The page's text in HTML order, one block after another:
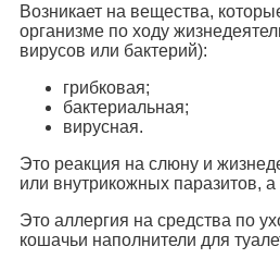
Возникает на вещества,
организме по ходу
вирусов или бактерий):
грибковая;
бактериальная;
вирусная.
Это реакция на слюну и
или внутрикожных паразитов, а
Это аллергия на средства по
кошачьи наполнители для